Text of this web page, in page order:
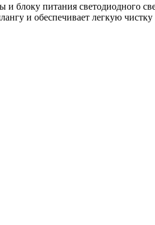
блоку питания светодиодного
и обеспечивает легкую чистку